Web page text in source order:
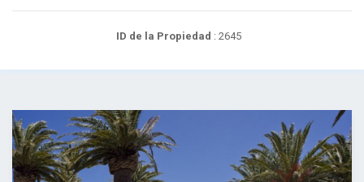
ID de la Propiedad : 2645